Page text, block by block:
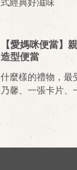
【愛媽咪便當】
造型便當
什麼樣的禮物，最
乃馨、一張卡片、
菜，自己動手做